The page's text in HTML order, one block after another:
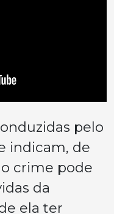
pelo
indicam, de
crime pode
da
ela ter